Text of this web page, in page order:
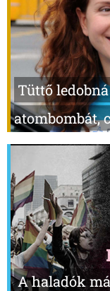
Tüttő
atombombát,
A haladók